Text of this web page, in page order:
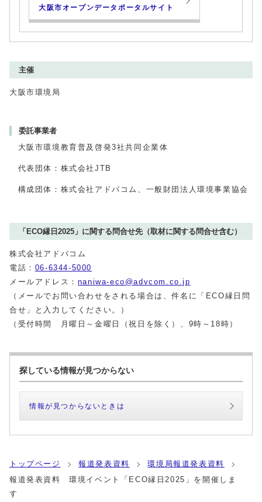
大阪市オープンデータポータルサイト
主催
大阪市環境局
委託事業者
大阪市環境教育普及啓発3社共同企業体
代表団体：株式会社JTB
構成団体：株式会社アドバコム、一般財団法人環境事業協会
「ECO縁日2025」に関する問合せ先（取材に関する問合せ含む）
株式会社アドバコム
電話： 06-6344-5000
メールアドレス： naniwa-eco@advcom.co.jp
（メールでお問い合わせをされる場合は、件名に「ECO縁日問
合せ」と入力してください。）
（受付時間 月曜日～金曜日（祝日を除く）、9時～18時）
探している情報が見つからない
情報が見つからないときは
トップページ 報道発表資料
環境局報道発表資料
報道発表資料 環境イベント「ECO縁日2025」を開催しま
す